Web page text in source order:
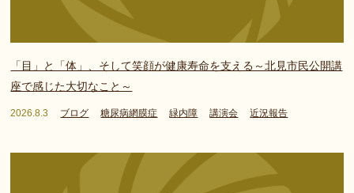
「目」と「体」、そして笑顔が健康寿命を支える～北見市民公開講
座で感じた大切なこと～
2026.8.3 ブログ 糖尿病網膜症 緑内障 講演会 近況報告